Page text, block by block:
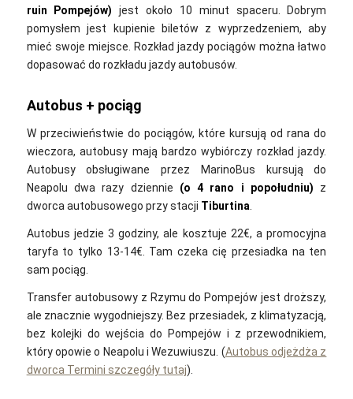
ruin Pompejów) jest około 10 minut spaceru. Dobrym
pomysłem jest kupienie biletów z wyprzedzeniem, aby
mieć swoje miejsce. Rozkład jazdy pociągów można łatwo
dopasować do rozkładu jazdy autobusów.
Autobus + pociąg
W przeciwieństwie do pociągów, które kursują od rana do
wieczora, autobusy mają bardzo wybiórczy rozkład jazdy.
Autobusy obsługiwane przez MarinoBus kursują do
Neapolu dwa razy dziennie (o 4 rano i popołudniu) z
dworca autobusowego przy stacji Tiburtina
Autobus jedzie 3 godziny, ale kosztuje 22€, a promocyjna
taryfa to tylko 13-14€. Tam czeka cię przesiadka na ten
sam pociąg.
Transfer autobusowy z Rzymu do Pompejów jest droższy,
ale znacznie wygodniejszy. Bez przesiadek, z klimatyzacją,
bez kolejki do wejścia do Pompejów i z przewodnikiem,
który opowie o Neapolu i Wezuwiuszu. (Autobus odjeżdża z
dworca Termini szczegóły tutaj).